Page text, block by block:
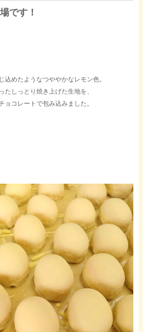
です！
込めたようなつややかなレモン色。
たしっとり焼き上げた生地を、
ョコレートで包み込みました。